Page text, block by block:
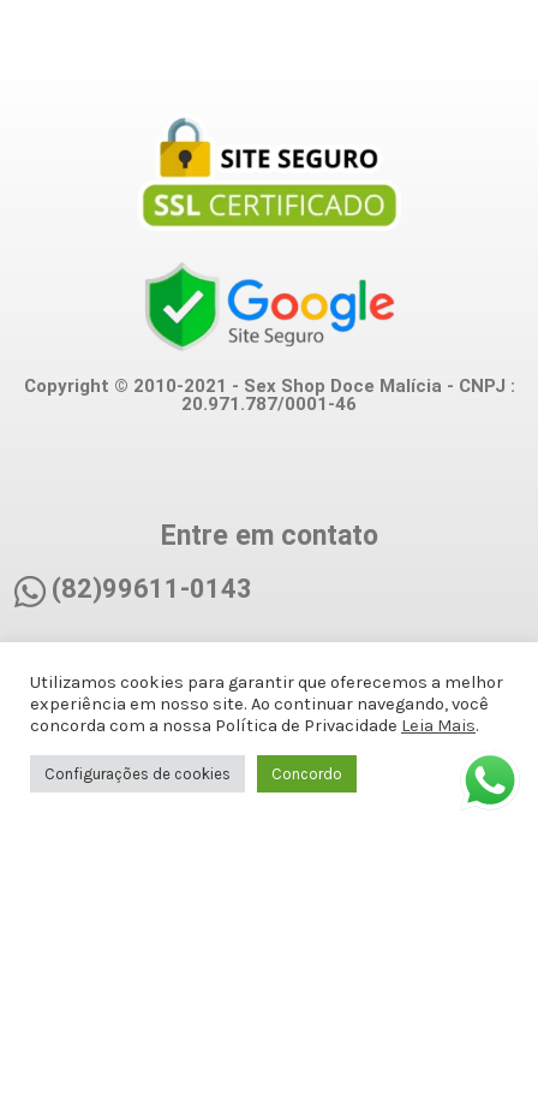
Copyright © 2010-2021 - Sex Shop Doce Malícia - CNPJ :
20.971.787/0001-46
Entre em contato
(82)99611-0143
docemalicianet@gmail.com
Avenida Doutor Antônio Gomes de
Utilizamos cookies para garantir que oferecemos a melhor
experiência em nosso site. Ao continuar navegando, você
concorda com a nossa Política de Privacidade Leia Mais.
Configurações de cookies Concordo